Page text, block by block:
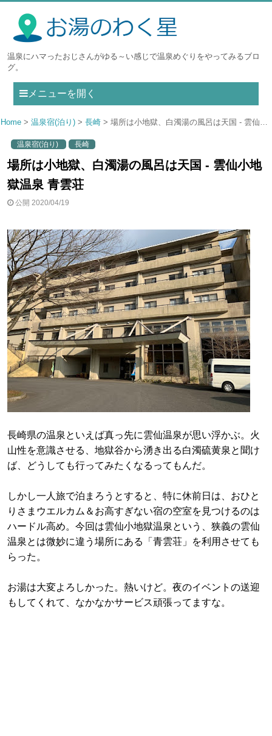
温泉にハマったおじさんがゆる～い感じで温泉めぐりをやってみるブロ
グ。
メニューを開く
Home 温泉宿(泊り) 長崎 場所は小地獄、白濁湯の風呂は天国 - 雲仙小地獄温泉 青雲荘
温泉宿(泊り) 長崎
場所は小地獄、白濁湯の風呂は天国 - 雲仙小地
獄温泉 青雲荘
公開 2020/04/19
長崎県の温泉といえば真っ先に雲仙温泉が思い浮かぶ。火
山性を意識させる、地獄谷から湧き出る白濁硫黄泉と聞け
ば、どうしても行ってみたくなるってもんだ。
しかし一人旅で泊まろうとすると、特に休前日は、おひと
りさまウエルカム＆お高すぎない宿の空室を見つけるのは
ハードル高め。今回は雲仙小地獄温泉という、狭義の雲仙
温泉とは微妙に違う場所にある「青雲荘」を利用させても
らった。
お湯は大変よろしかった。熱いけど。夜のイベントの送迎
もしてくれて、なかなかサービス頑張ってますな。